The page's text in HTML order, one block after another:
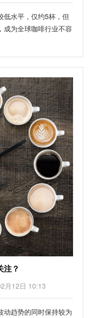
低水平，仅约5杯，但
成为全球咖啡行业不容
注？
月12日 10:13
动趋势的同时保持较为